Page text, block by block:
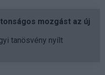
mozgást az új
tanösvény nyílt